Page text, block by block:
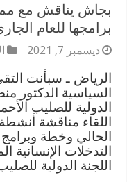
بجاش يناقش مع
برامجها للعام
ديسمبر 7, 2021
الرياض ـ سبأنت
السياسية الدكتور
الدولية للصليب
اللقاء مناقشة
التدخلات الإنسانية
اللجنة الدولية